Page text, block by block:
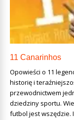
11 Canarinhos
Opowieści o 11
historię i
przewodnictwem
dziedziny sportu.
futbol jest wszędzie.